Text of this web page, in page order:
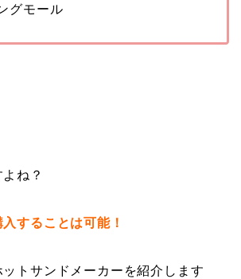
グモール
ね？
することは可能！
トサンドメーカーを紹介します